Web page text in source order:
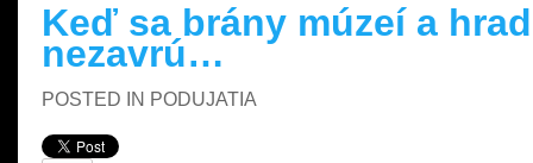
Keď sa brány múzeí a
nezavrú…
POSTED IN PODUJATIA